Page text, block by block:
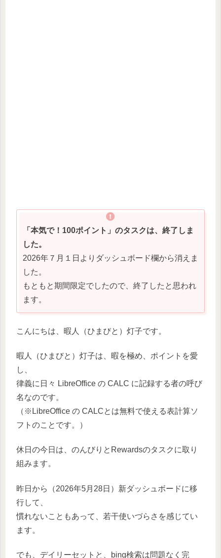
「本気で！100ポイント」のタスクは、終了しま
した。
2026年７月１日よりダッシュボード欄から消えま
した。
もともと期間限定でしたので、終了したと思われ
ます。
こんにちは、暇人（ひまびと）灯子です。
暇人（ひまびと）灯子は、暇を極め、ポイントを愛
し、
律義に日々 LibreOffice の CALC に記録する者の呼び
名なのです。
（※LibreOffice の CALCとは無料で使える表計算ソ
フトのことです。）
休日の今日は、のんびりとRewardsのタスクに取り
組みます。
昨日から（2026年5月28日）新ダッシュボードに移
行して、
慣れないこともあって、若干使いづらさを感じてい
ます。
でも、デイリーセットと、bing検索は問題なく完